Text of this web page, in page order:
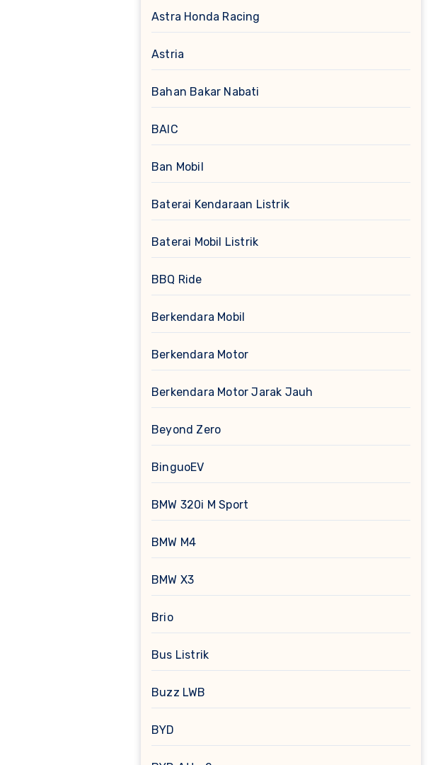
Astra Honda Racing
Astria
Bahan Bakar Nabati
BAIC
Ban Mobil
Baterai Kendaraan Listrik
Baterai Mobil Listrik
BBQ Ride
Berkendara Mobil
Berkendara Motor
Berkendara Motor Jarak Jauh
Beyond Zero
BinguoEV
BMW 320i M Sport
BMW M4
BMW X3
Brio
Bus Listrik
Buzz LWB
BYD